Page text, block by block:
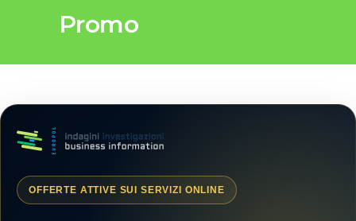
Promo
OFFERTE ATTIVE SUI SERVIZI ONLINE